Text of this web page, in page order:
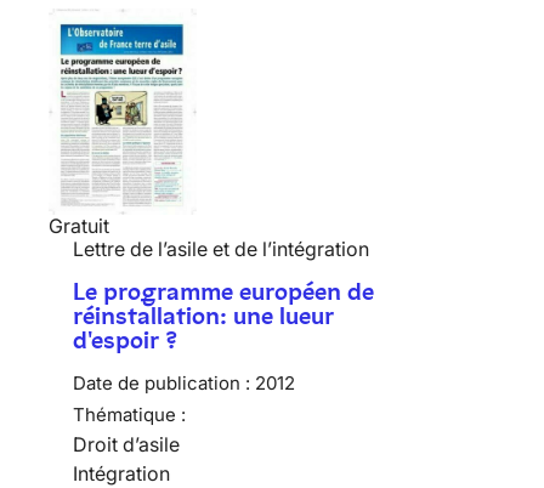
Gratuit
Lettre de l’asile et de l’intégration
Le programme européen de
réinstallation: une lueur
d'espoir ?
Date de publication : 2012
Thématique :
Droit d’asile
Intégration